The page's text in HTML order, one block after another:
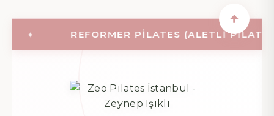
REFORMER PILATES (ALETLI PILATES)